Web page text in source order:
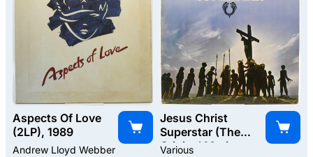
Aspects Of Love
(2LP), 1989
Andrew Lloyd Webber
Jesus Christ
Superstar (The
Original Motion
Various